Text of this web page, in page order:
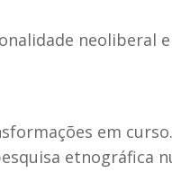
neoliberal
em curso.
etnográfica